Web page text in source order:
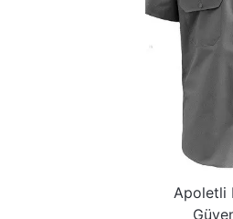
Apoletli